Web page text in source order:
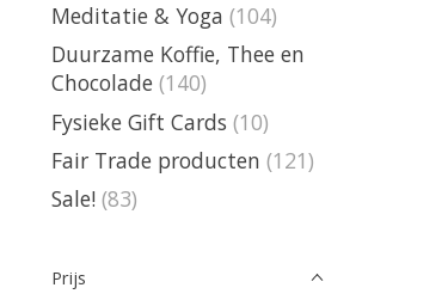
Meditatie & Yoga (104)
Duurzame Koffie, Thee en
Chocolade (140)
Fysieke Gift Cards (10)
Fair Trade producten (121)
Sale! (83)
Prijs